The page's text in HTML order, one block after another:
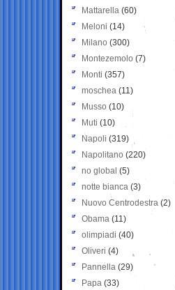
Mattarella (60)
Meloni (14)
Milano (300)
Montezemolo (7)
Monti (357)
moschea (11)
Musso (10)
Muti (10)
Napoli (319)
Napolitano (220)
no global (5)
notte bianca (3)
Nuovo Centrodestra (2)
Obama (11)
olimpiadi (40)
Oliveri (4)
Pannella (29)
Papa (33)